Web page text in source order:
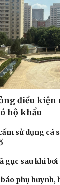
điều kiện
hộ khẩu
sử dụng cá
gục sau khi
phụ huynh,